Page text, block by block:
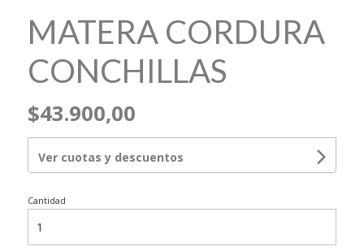
MATERA CORDURA
CONCHILLAS
$43.900,00
Ver cuotas y descuentos
Cantidad